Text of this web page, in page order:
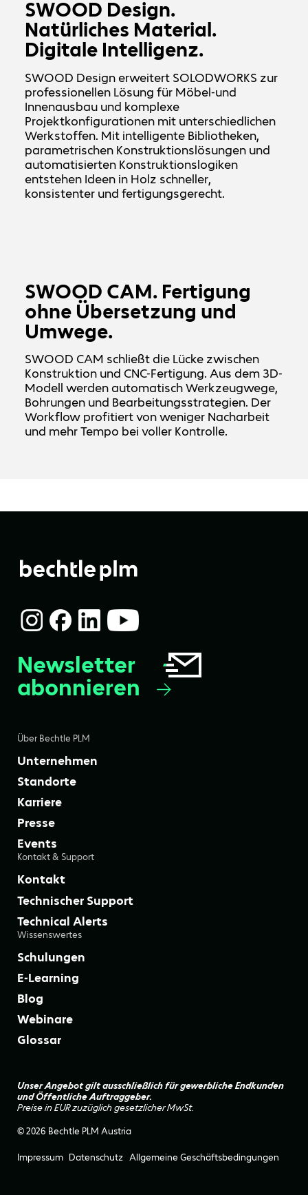
SWOOD Design.
Natürliches Material.
Digitale Intelligenz.
SWOOD Design erweitert SOLODWORKS zur
professionellen Lösung für Möbel-und
Innenausbau und komplexe
Projektkonfigurationen mit unterschiedlichen
Werkstoffen. Mit intelligente Bibliotheken,
parametrischen Konstruktionslösungen und
automatisierten Konstruktionslogiken
entstehen Ideen in Holz schneller,
konsistenter und fertigungsgerecht.
SWOOD CAM. Fertigung
ohne Übersetzung und
Umwege.
SWOOD CAM schließt die Lücke zwischen
Konstruktion und CNC-Fertigung. Aus dem 3D-
Modell werden automatisch Werkzeugwege,
Bohrungen und Bearbeitungsstrategien. Der
Workflow profitiert von weniger Nacharbeit
und mehr Tempo bei voller Kontrolle.
Über Bechtle PLM
Unternehmen
Standorte
Karriere
Presse
Events
Kontakt & Support
Kontakt
Technischer Support
Technical Alerts
Wissenswertes
Schulungen
E-Learning
Blog
Webinare
Glossar
Newsletter
abonnieren
Unser Angebot gilt ausschließlich für gewerbliche Endkunden
und Öffentliche Auftraggeber.
Preise in EUR zuzüglich gesetzlicher MwSt.
© 2026 Bechtle PLM Austria
Impressum Datenschutz Allgemeine Geschäftsbedingungen